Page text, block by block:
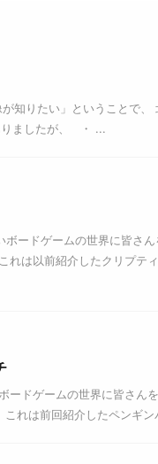
知りたい」ということで、
ましたが、 ・ ...
ードゲームの世界に皆さん
前紹介したクリプティッ
ドゲームの世界に皆さん
れは前回紹介したペンギン